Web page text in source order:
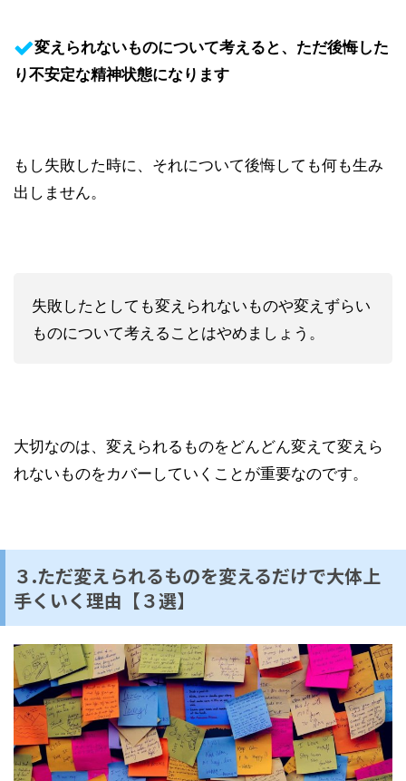
変えられないものについて考えると、ただ後悔した
り不安定な精神状態になります
もし失敗した時に、それについて後悔しても何も生み
出しません。
失敗したとしても変えられないものや変えずらい
ものについて考えることはやめましょう。
大切なのは、変えられるものをどんどん変えて変えら
れないものをカバーしていくことが重要なのです。
３.ただ変えられるものを変えるだけで大体上
手くいく理由【３選】